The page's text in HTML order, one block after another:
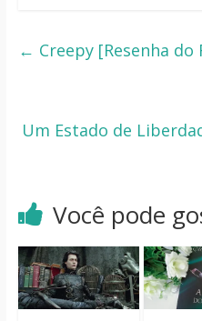
← Creepy [Resenha do
Um Estado de
Você pode